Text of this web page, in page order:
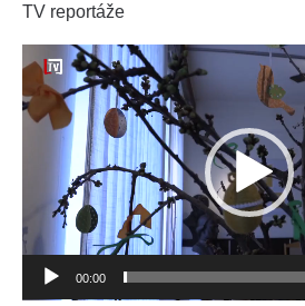
TV reportáže
Video
prehrávač
00:00